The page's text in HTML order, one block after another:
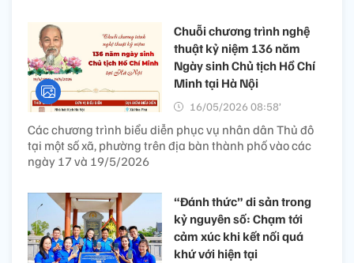
Chuỗi chương trình nghệ
thuật kỷ niệm 136 năm
Ngày sinh Chủ tịch Hồ Chí
Minh tại Hà Nội
16/05/2026 08:58’
Các chương trình biểu diễn phục vụ nhân dân Thủ đô
tại một số xã, phường trên địa bàn thành phố vào các
ngày 17 và 19/5/2026
“Đánh thức” di sản trong
kỷ nguyên số: Chạm tới
cảm xúc khi kết nối quá
khứ với hiện tại